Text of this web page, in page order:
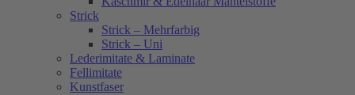
Strick
Strick – Mehrfarbig
Strick – Uni
Lederimitate & Laminate
Fellimitate
Kunstfaser